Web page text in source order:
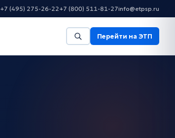
+7 (495) 275-26-22+7 (800) 511-81-27info@etpsp.ru
Перейти на ЭТП